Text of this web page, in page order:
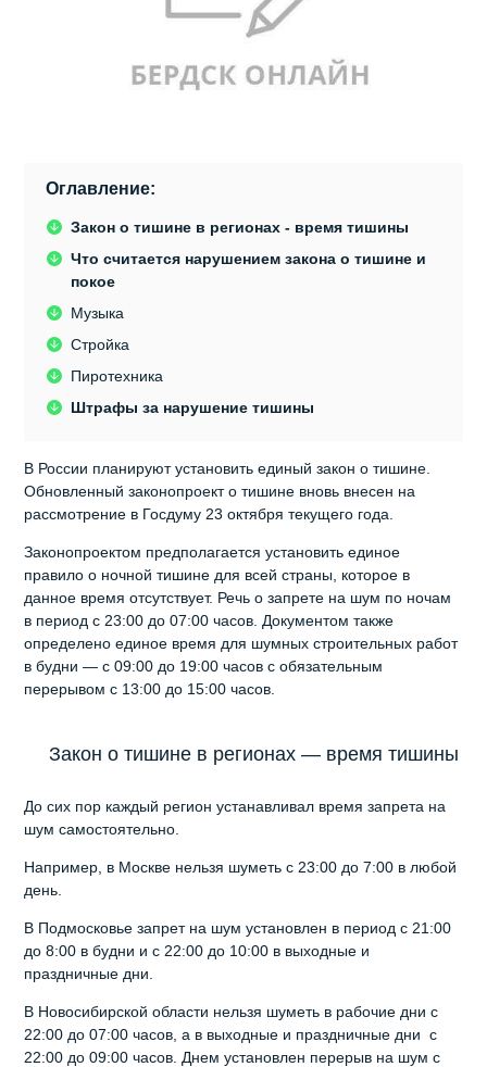
Оглавление:
Закон о тишине в регионах - время тишины
Что считается нарушением закона о тишине и
покое
Музыка
Стройка
Пиротехника
Штрафы за нарушение тишины
В России планируют установить единый закон о тишине.
Обновленный законопроект о тишине вновь внесен на
рассмотрение в Госдуму 23 октября текущего года.
Законопроектом предполагается установить единое
правило о ночной тишине для всей страны, которое в
данное время отсутствует. Речь о запрете на шум по ночам
в период с 23:00 до 07:00 часов. Документом также
определено единое время для шумных строительных работ
в будни — с 09:00 до 19:00 часов с обязательным
перерывом с 13:00 до 15:00 часов.
Закон о тишине в регионах — время тишины
До сих пор каждый регион устанавливал время запрета на
шум самостоятельно.
Например, в Москве нельзя шуметь с 23:00 до 7:00 в любой
день.
В Подмосковье запрет на шум установлен в период с 21:00
до 8:00 в будни и с 22:00 до 10:00 в выходные и
праздничные дни.
В Новосибирской области нельзя шуметь в рабочие дни с
22:00 до 07:00 часов, а в выходные и праздничные дни с
22:00 до 09:00 часов. Днем установлен перерыв на шум с